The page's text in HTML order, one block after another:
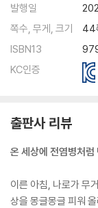
발행일
쪽수, 무게, 크기
44
ISBN13
KC인증
출판사 리뷰
온 세상에 전염병처
이른 아침, 나로가 무
상을 몽글몽글 피워